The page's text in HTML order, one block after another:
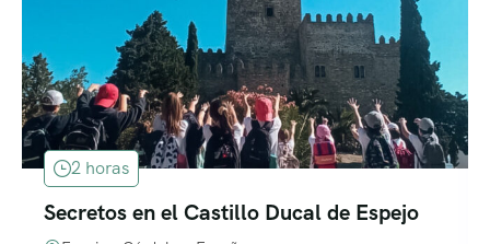
2 horas
Secretos en el Castillo Ducal de Espejo